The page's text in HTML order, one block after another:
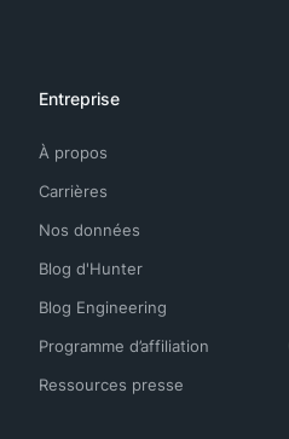
Entreprise
À propos
Carrières
Nos données
Blog d'Hunter
Blog Engineering
Programme d’affiliation
Ressources presse